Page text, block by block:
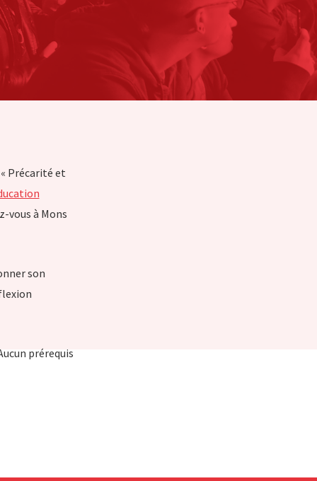
Précarité et
vous à Mons
son
prérequis